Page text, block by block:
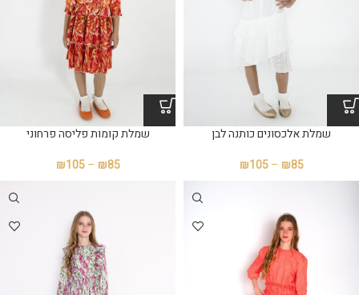
שמלת אלכסונים כותנה לבן
₪85
–
₪105
שמלת קומות פליסה פרחוני
₪85
–
₪105